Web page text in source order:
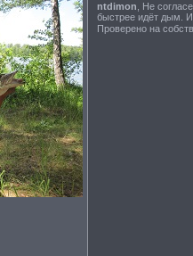
ntdimon , Не
быстрее идёт дым. И
Проверено на